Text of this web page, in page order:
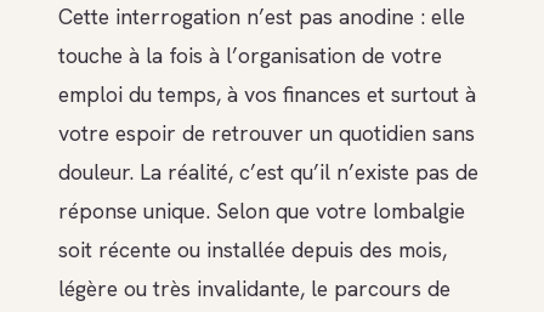
Cette interrogation n’est pas anodine : elle
touche à la fois à l’organisation de votre
emploi du temps, à vos finances et surtout à
votre espoir de retrouver un quotidien sans
douleur. La réalité, c’est qu’il n’existe pas de
réponse unique. Selon que votre lombalgie
soit récente ou installée depuis des mois,
légère ou très invalidante, le parcours de